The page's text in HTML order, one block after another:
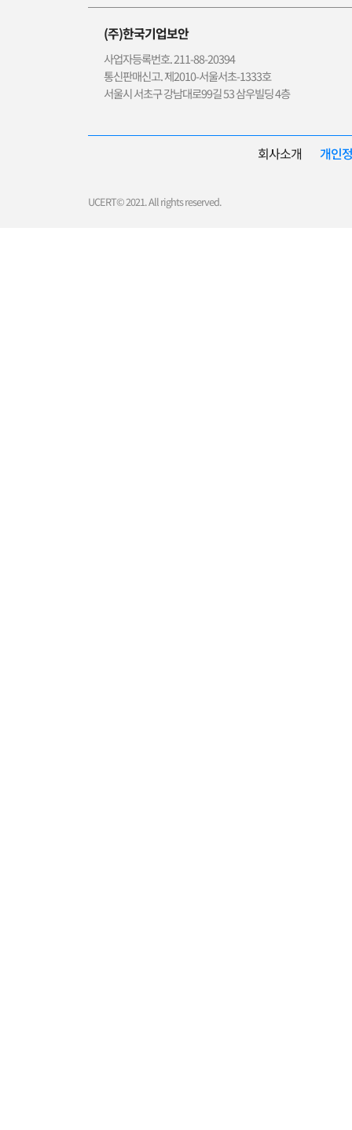
(주)한국기업보안
사업자등록번호. 211-88-20394
통신판매신고. 제2010-서울서초-1333호
서울시 서초구 강남대로99길 53 삼우빌딩 4층
회사소개 개인
UCERT© 2021. All rights reserved.